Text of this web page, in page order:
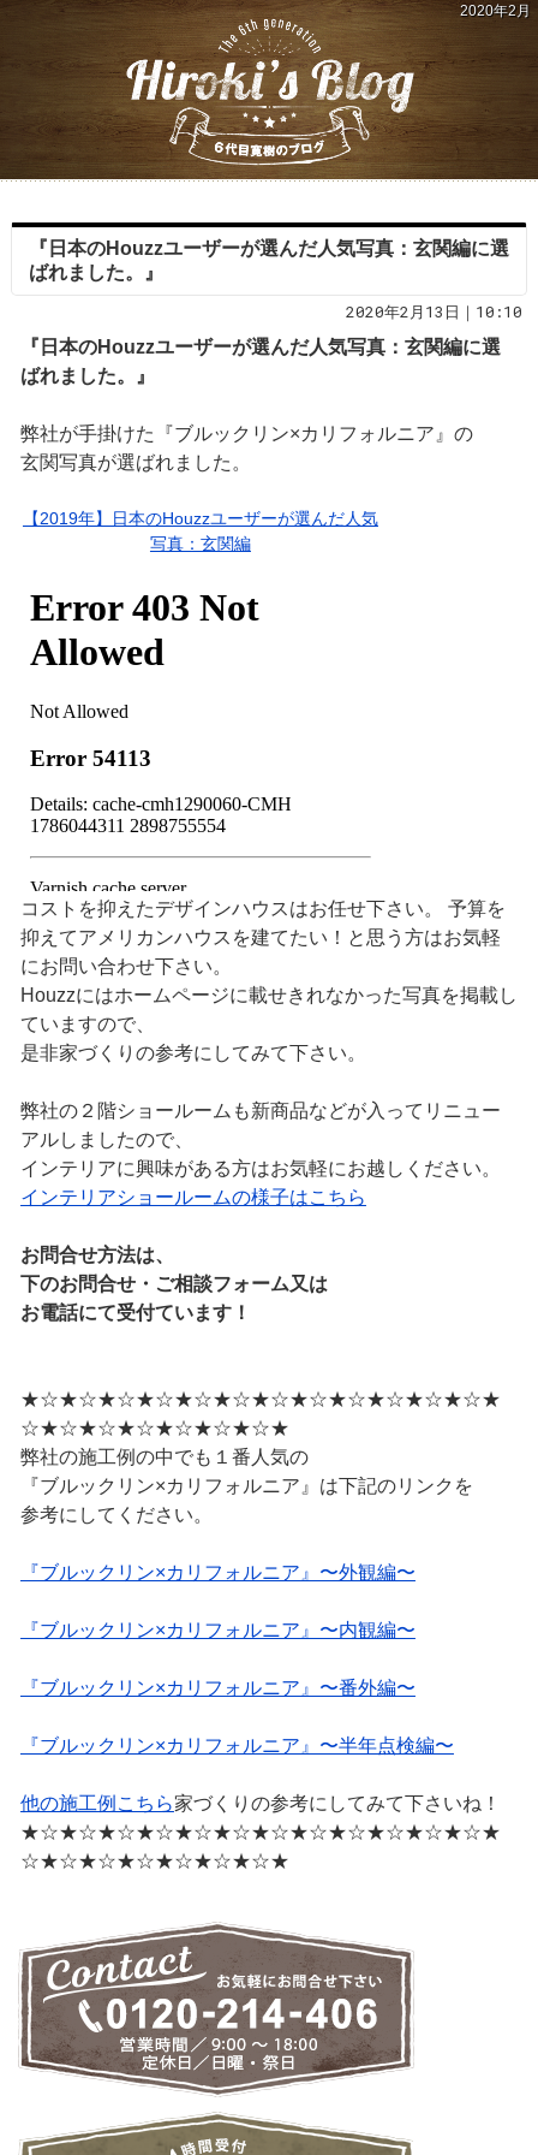
2020年2月
『日本のHouzzユーザーが選んだ人気写真：玄関編に選
ばれました。』
2020年2月13日｜10:10
『日本のHouzzユーザーが選んだ人気写真：玄関編に選
ばれました。』
弊社が手掛けた『ブルックリン×カリフォルニア』の
玄関写真が選ばれました。
【2019年】日本のHouzzユーザーが選んだ人気
写真：玄関編
コストを抑えたデザインハウスはお任せ下さい。 予算を
抑えてアメリカンハウスを建てたい！と思う方はお気軽
にお問い合わせ下さい。
Houzzにはホームページに載せきれなかった写真を掲載し
ていますので、
是非家づくりの参考にしてみて下さい。
弊社の２階ショールームも新商品などが入ってリニュー
アルしましたので、
インテリアに興味がある方はお気軽にお越しください。
インテリアショールームの様子はこちら
お問合せ方法は、
下のお問合せ・ご相談フォーム又は
お電話にて受付ています！
★☆★☆★☆★☆★☆★☆★☆★☆★☆★☆★☆★☆★
☆★☆★☆★☆★☆★☆★☆★
弊社の施工例の中でも１番人気の
『ブルックリン×カリフォルニア』は下記のリンクを
参考にしてください。
『ブルックリン×カリフォルニア』〜外観編〜
『ブルックリン×カリフォルニア』〜内観編〜
『ブルックリン×カリフォルニア』〜番外編〜
『ブルックリン×カリフォルニア』〜半年点検編〜
他の施工例こちら家づくりの参考にしてみて下さいね！
★☆★☆★☆★☆★☆★☆★☆★☆★☆★☆★☆★☆★
☆★☆★☆★☆★☆★☆★☆★